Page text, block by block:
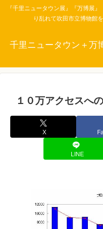
『千里ニュータウン展』『万博展
り乱れて吹田市立博物館
千里ニュータウン＋万
１０万アクセスへ
X
LINE